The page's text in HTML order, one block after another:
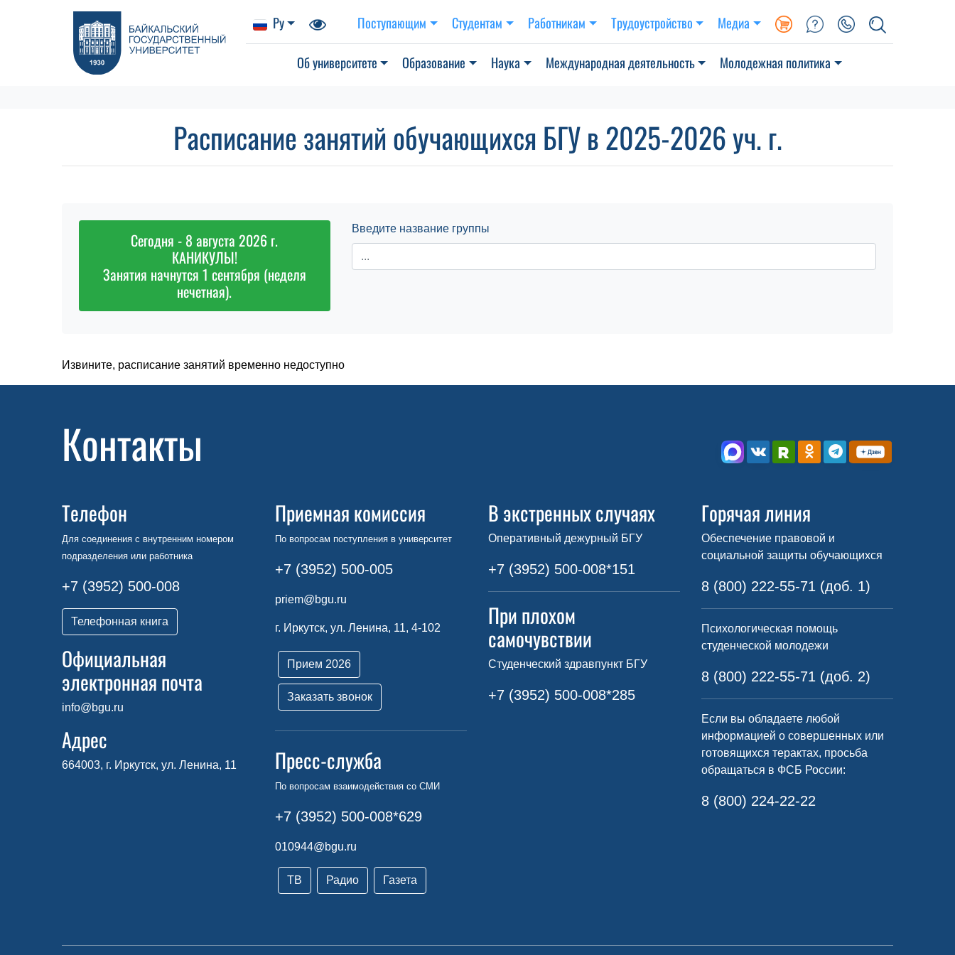
Ру Поступающим Студентам Работникам Трудоустройство Медиа
Об университете Образование Наука Международная деятельность Молодежная политика
Расписание занятий обучающихся БГУ в 2025-2026 уч. г.
Сегодня - 8 августа 2026 г.
КАНИКУЛЫ!
Занятия начнутся 1 сентября (неделя
нечетная).
Введите название группы
Извините, расписание занятий временно недоступно
Контакты
Телефон
Для соединения с внутренним номером
подразделения или работника
+7 (3952) 500-008
Телефонная книга
Официальная
электронная почта
info@bgu.ru
Адрес
664003, г. Иркутск, ул. Ленина, 11
Приемная комиссия
По вопросам поступления в университет
+7 (3952) 500-005
priem@bgu.ru
г. Иркутск, ул. Ленина, 11, 4-102
Прием 2026
Заказать звонок
Пресс-служба
По вопросам взаимодействия со СМИ
+7 (3952) 500-008*629
010944@bgu.ru
ТВ Радио Газета
В экстренных случаях
Оперативный дежурный БГУ
+7 (3952) 500-008*151
При плохом
самочувствии
Студенческий здравпункт БГУ
+7 (3952) 500-008*285
Горячая линия
Обеспечение правовой и
социальной защиты обучающихся
8 (800) 222-55-71 (доб. 1)
Психологическая помощь
студенческой молодежи
8 (800) 222-55-71 (доб. 2)
Если вы обладаете любой
информацией о совершенных или
готовящихся терактах, просьба
обращаться в ФСБ России:
8 (800) 224-22-22